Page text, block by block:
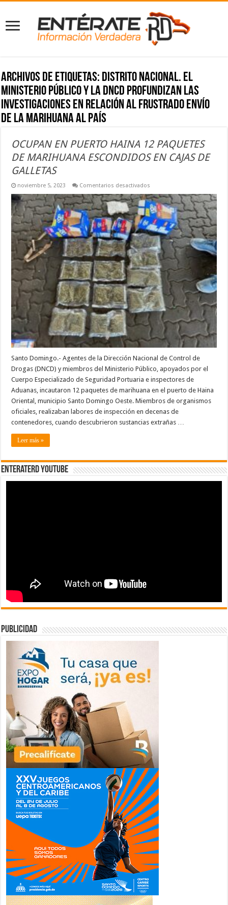
Archivos de etiquetas: Distrito Nacional. El
Ministerio Público y la DNCD profundizan las
investigaciones en relación al frustrado envío
de la marihuana al país
OCUPAN EN PUERTO HAINA 12 PAQUETES
DE MARIHUANA ESCONDIDOS EN CAJAS DE
GALLETAS
noviembre 5, 2023 Comentarios desactivados
EN
PUERTO
HAINA
12
PAQUETES
DE
MARIHUANA
ESCONDIDOS
EN
CAJAS
DE
GALLETAS
Santo Domingo.- Agentes de la Dirección Nacional de Control de
Drogas (DNCD) y miembros del Ministerio Público, apoyados por el
Cuerpo Especializado de Seguridad Portuaria e inspectores de
Aduanas, incautaron 12 paquetes de marihuana en el puerto de Haina
Oriental, municipio Santo Domingo Oeste. Miembros de organismos
oficiales, realizaban labores de inspección en decenas de
contenedores, cuando descubrieron sustancias extrañas …
Leer más »
EnterateRD YOUTUBE
publicidad